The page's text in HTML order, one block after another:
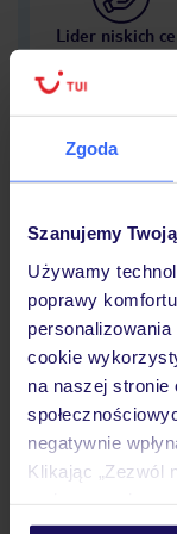
Zgoda
Szanujemy
Używamy
poprawy
cookie
na naszej stronie
negatywnie
Klikając „Zezwól
personalizować
Lider niskich
Opinie
Pokoje
Wyżywienie